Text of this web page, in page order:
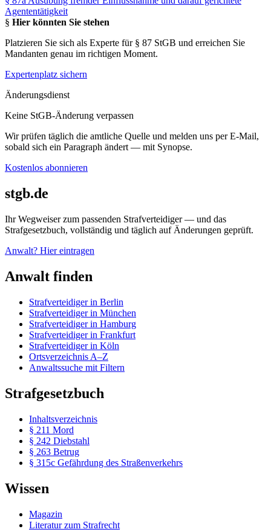
Agententätigkeit
§ Hier könnten Sie stehen
Platzieren Sie sich als Experte für § 87 StGB und erreichen Sie
Mandanten genau im richtigen Moment.
Expertenplatz sichern
Änderungsdienst
Keine StGB-Änderung verpassen
Wir prüfen täglich die amtliche Quelle und melden uns per E-Mail,
sobald sich ein Paragraph ändert — mit Synopse.
Kostenlos abonnieren
stgb.de
Ihr Wegweiser zum passenden Strafverteidiger — und das
Strafgesetzbuch, vollständig und täglich auf Änderungen geprüft.
Anwalt? Hier eintragen
Anwalt finden
Strafverteidiger in Berlin
Strafverteidiger in München
Strafverteidiger in Hamburg
Strafverteidiger in Frankfurt
Strafverteidiger in Köln
Ortsverzeichnis A–Z
Anwaltssuche mit Filtern
Strafgesetzbuch
Inhaltsverzeichnis
§ 211 Mord
§ 242 Diebstahl
§ 263 Betrug
§ 315c Gefährdung des Straßenverkehrs
Wissen
Magazin
Literatur zum Strafrecht